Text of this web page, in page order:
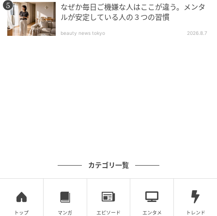
なぜか毎日ご機嫌な人はここが違う。メンタ
ルが安定している人の３つの習慣
beauty news tokyo 2026.8.7
カテゴリ一覧
トップ マンガ エピソード エンタメ トレンド